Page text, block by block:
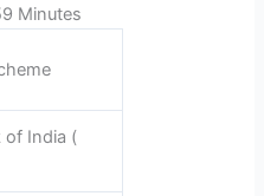
Minutes
of India (